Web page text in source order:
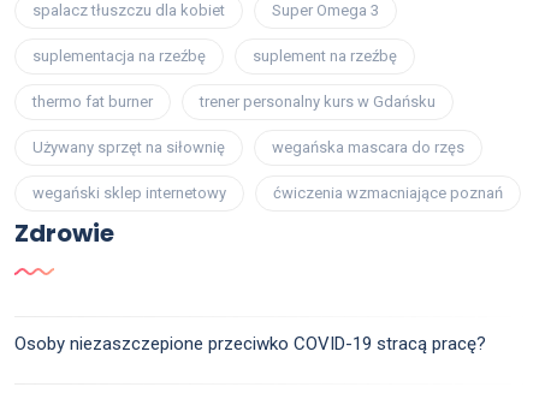
spalacz tłuszczu dla kobiet Super Omega 3
suplementacja na rzeźbę suplement na rzeźbę
thermo fat burner trener personalny kurs w Gdańsku
Używany sprzęt na siłownię wegańska mascara do rzęs
wegański sklep internetowy ćwiczenia wzmacniające poznań
Zdrowie
Osoby niezaszczepione przeciwko COVID-19 stracą pracę?